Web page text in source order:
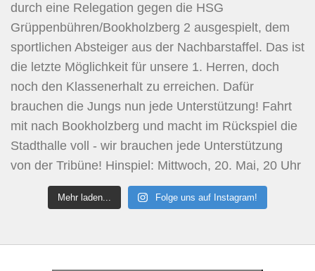
Mehr laden... Folge uns auf Instagram!